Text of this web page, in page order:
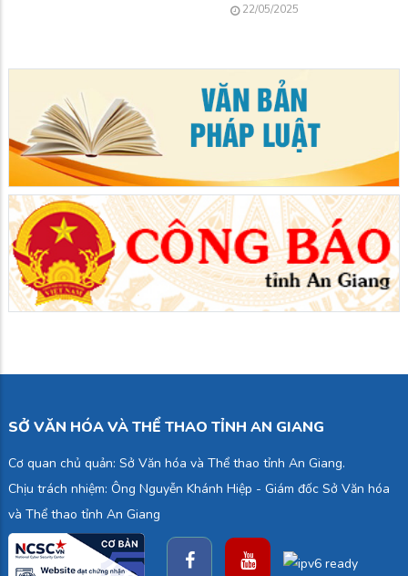
22/05/2025
SỞ VĂN HÓA VÀ THỂ THAO TỈNH AN GIANG
Cơ quan chủ quản: Sở Văn hóa và Thể thao tỉnh An Giang.
Chịu trách nhiệm: Ông Nguyễn Khánh Hiệp - Giám đốc Sở Văn hóa
và Thể thao tỉnh An Giang